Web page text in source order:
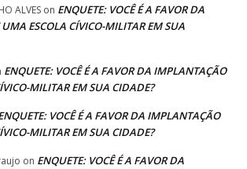
ALVES on ENQUETE: VOCÊ É A FAVOR DA
ESCOLA CÍVICO-MILITAR EM SUA
ENQUETE: VOCÊ É A FAVOR DA IMPLANTAÇÃO
MILITAR EM SUA CIDADE?
VOCÊ É A FAVOR DA IMPLANTAÇÃO
MILITAR EM SUA CIDADE?
on ENQUETE: VOCÊ É A FAVOR DA